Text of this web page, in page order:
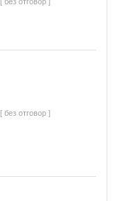
[ без отговор ]